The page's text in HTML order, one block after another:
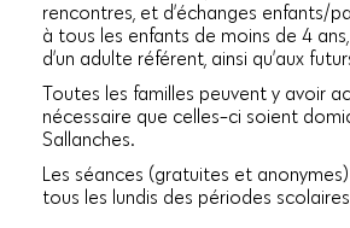
rencontres, et d’échanges enfants/
à tous les enfants de moins de 4
d’un adulte référent, ainsi qu’aux
Toutes les familles peuvent y avoir
nécessaire que celles-ci soient
Sallanches.
Les séances (gratuites et
tous les lundis des périodes scolaires